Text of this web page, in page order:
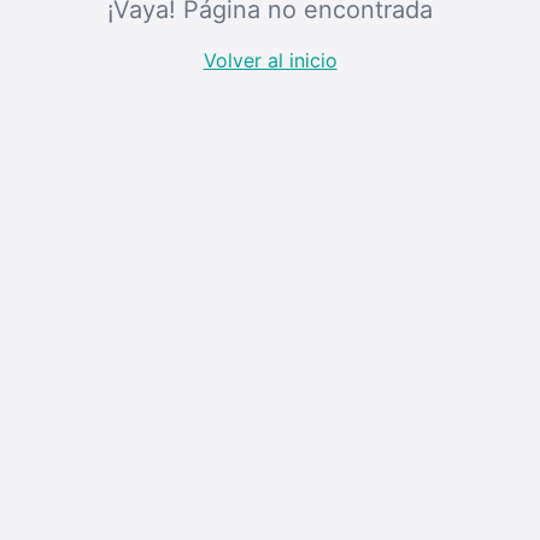
¡Vaya! Página no encontrada
Volver al inicio